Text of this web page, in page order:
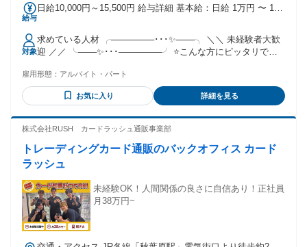
る価値観の違いを理解しながら調整 ・課題解決力／交渉力／
╭━━━━━━━━━━━━━━━━╮ ❼ キャリアの広が
り：海外駐在も視野 ╰━ｖ━━━━━━━━━━━━━━╯
・実力次第で、海外出張 → 海外担当 → 海外駐在へステップ
アップ ・新市場や新規仕入れ先の開拓にも関われるチャンス
➽ 「一営業」にとどまらず、将来は事業をつくる立場も目指
せます。 ┏━━━━━━━━━━━━━━━┓ ❖ あなたの
挑戦を支える5つの土台 ┗━━━━━━━━━━━━━━━┛
事業の強さ・組織文化・経営スタイル。 「ここで長期キャリ
アを築けるか」を判断できる要素をまとめました。 ❶ 50年以
上続く安定基盤 × 世界が求める循環型ビジネス ・合成ゴム・
合成樹脂・再生原料を扱い、半世紀以上の実績 → 世界的に需
要が拡大する、なくならない事業 です。 ❷ 大手メーカーに
選ばれ続ける圧倒的な信頼力 ・ブリヂストン、TOYO
TIRES、ENEOS、三井グループなどと直接取引 → 営業とし
ての 成長スピードが段違いです。 ❸ 社長直下の距離感。経
営の中心が見える組織 ・社長へ相談・提案しやすい環境 →
今から経営目線を身につけられる 組織です。 ❹ 新社屋 × 働
給与
日給10,000円～15,500円 給与詳細 基本給：日給 1万円 〜 1万
れる通勤・皆勤・家族手当金額：なし 全員に一律で支払われ
るその他手当金額：なし ⭐日払いOK！ ⭐現場により各種手当
あり！ ⭐早く終わっても日給全額保証
対象
求めている人材 ╭───────･･･✨───╮ ＼＼ 未経験者大歓
迎 ／／ ╰───✨･･･───────╯ ⭐こんな方にピッタリで
な方！ □インテリアや模様替えが好きな方！ □仲間と一緒にワ
イワイ働きたい方！ □イベントやお祭りなどが好きな方！ □人
間関係が良好な職場で働きたい！ □仕事でやりがい・達成感
りが好きな人にもピッタリ◎ みんなでコミュニケーションを
◎未経験歓迎 ◎フリーター歓迎 ◎学歴不問 ◎経験不問 ◎W
ワークOK（副業OK） ◎ブランクOK ◎直行直帰OK ⭐さまざ
会場設営・撤去、資材搬入 家具職人、大工、オフィス家具の
組み立て 現場作業員、エアコン取付、荷揚げ クロス職人、
DIY、引っ越し、日雇い イベント運営、イベント会場設営 な
ど （もちろん必須ではありません！）
雇用形態： アルバイト・パート
お気に入り 詳細を見る
株式会社RUSH カードラッシュ通販事業部
トレーディングカード通販のバックオフィス カード
ラッシュ
未経験OK！人間関係の良さに自信あり！正社員
月38万円~